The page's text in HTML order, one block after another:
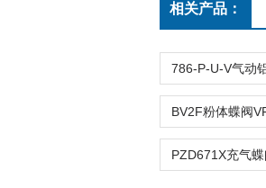
相关产品：